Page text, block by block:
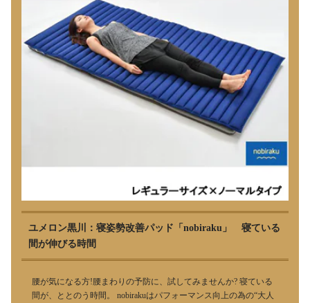
ユメロン黒川：寝姿勢改善パッド「nobiraku」 寝ている
間が伸びる時間
腰が気になる方!腰まわりの予防に、試してみませんか? 寝ている
間が、ととのう時間。 nobirakuはパフォーマンス向上の為の“大人